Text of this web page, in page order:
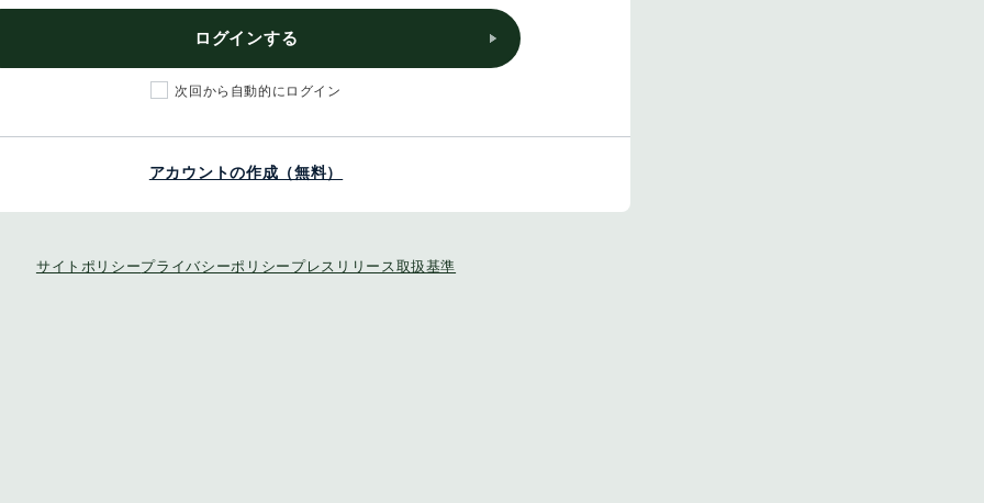
ログインする
次回から自動的にログイン
アカウントの作成（無料）
サイトポリシープライバシーポリシー プレスリリース取扱基準